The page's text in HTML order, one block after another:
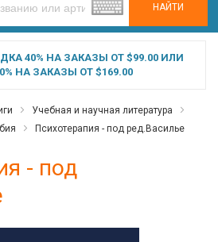
НАЙТИ
40% НА ЗАКАЗЫ ОТ $99.00 ИЛИ
НА ЗАКАЗЫ ОТ $169.00
Учебная и научная литература
Психотерапия - под ред.Василье
- под